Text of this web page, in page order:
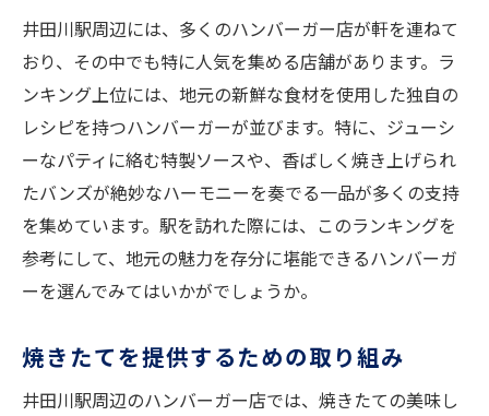
井田川駅周辺には、多くのハンバーガー店が軒を連ねて
おり、その中でも特に人気を集める店舗があります。ラ
ンキング上位には、地元の新鮮な食材を使用した独自の
レシピを持つハンバーガーが並びます。特に、ジューシ
ーなパティに絡む特製ソースや、香ばしく焼き上げられ
たバンズが絶妙なハーモニーを奏でる一品が多くの支持
を集めています。駅を訪れた際には、このランキングを
参考にして、地元の魅力を存分に堪能できるハンバーガ
ーを選んでみてはいかがでしょうか。
焼きたてを提供するための取り組み
井田川駅周辺のハンバーガー店では、焼きたての美味し